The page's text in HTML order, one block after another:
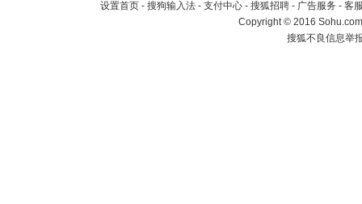
设置首页 - 搜狗输入法 - 支付中心 - 搜狐招聘 - 广告服务 - 客
Copyright©2016
搜狐不良信息举